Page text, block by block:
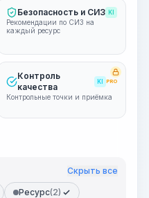
Безопасность и СИЗ KI
Рекомендации по СИЗ на
каждый ресурс
Контроль
качества
KI PRO
Контрольные точки и приёмка
Скрыть все
Ресурс(2)